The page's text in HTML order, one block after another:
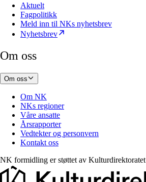
Aktuelt
Fagpolitikk
Meld inn til NKs nyhetsbrev
Nyhetsbrev
Om oss
Om oss
Om NK
NKs regioner
Våre ansatte
Årsrapporter
Vedtekter og personvern
Kontakt oss
NK formidling er støttet av Kulturdirektoratet